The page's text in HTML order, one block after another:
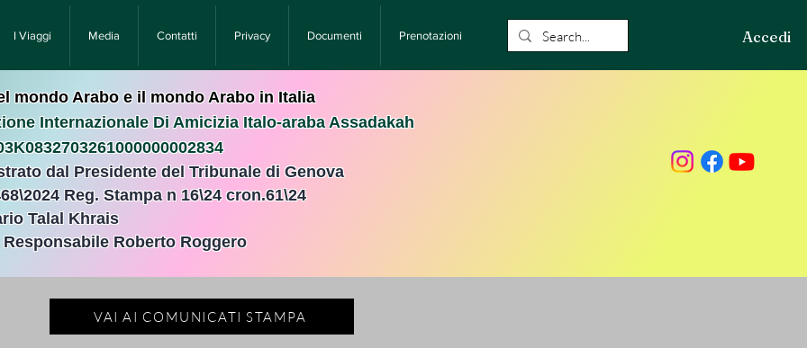
I Viaggi Media Contatti Privacy Documenti Prenotazioni Accedi
mondo Arabo e il mondo Arabo in Italia
Internazionale Di Amicizia Italo-araba Assadakah
dal Presidente del Tribunale di Genova
Reg. Stampa n 16\24 cron.61\24
Talal Khrais
Roberto Roggero
VAI AI COMUNICATI STAMPA